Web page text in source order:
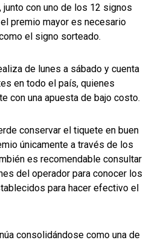
con uno de los 12 signos
premio mayor es necesario
el signo sorteado.
de lunes a sábado y cuenta
en todo el país, quienes
con una apuesta de bajo costo.
conservar el tiquete en buen
únicamente a través de los
es recomendable consultar
del operador para conocer los
para hacer efectivo el
consolidándose como una de